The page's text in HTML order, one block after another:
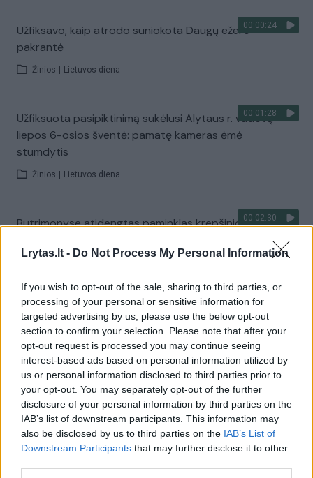
Lrytas.lt - Do Not Process My Personal Information
If you wish to opt-out of the sale, sharing to third parties, or
processing of your personal or sensitive information for
targeted advertising by us, please use the below opt-out
section to confirm your selection. Please note that after your
opt-out request is processed you may continue seeing
interest-based ads based on personal information utilized by
us or personal information disclosed to third parties prior to
your opt-out. You may separately opt-out of the further
disclosure of your personal information by third parties on the
IAB’s list of downstream participants. This information may
also be disclosed by us to third parties on the IAB’s List of
Downstream Participants that may further disclose it to other
00:00:24
Užfiksavo, kaip atrodo suniokota Daugų ežero
pakrantė
Žinios | Lietuvos diena
00:01:28
Užfiksuota pasipiktinimą sukėlusi Alytaus r. vadovų
liepos 6-osios šventė: pamatę kameras ėmė
stumdytis
Žinios | Lietuvos diena
00:02:30
Butrimonyse atidengtas paminklas krepšinio motinai:
skulptūros autorius atviras – idėjų sėmėsi iš fotografijų
Žinios
00:03:04
Susidomėjimas galimybių pasais auga: dalis piktinasi,
kad dokumento gauti nepavyksta
Žinios | Lietuvos diena
00:04:17
Krizė ir toliau aštrėja: Alytaus rajone migrantai sukėlė
protestą, atsisakė valgyti, reikalavo juos išleisti iš
teritorijos
Žinios | Lietuvos diena